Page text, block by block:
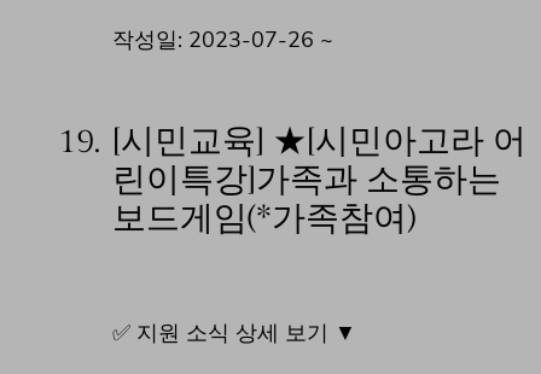
작성일: 2023-07-26 ~
19. [시민교육] ★[시민아고라 어
린이특강]가족과 소통하는
보드게임(*가족참여)
✅ 지원 소식 상세 보기 ▼